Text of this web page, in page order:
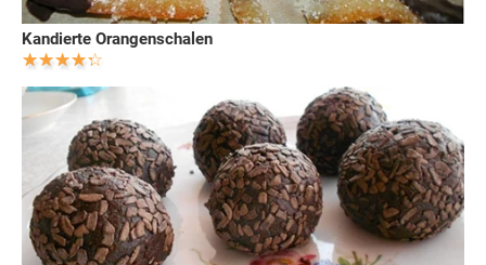
Kandierte Orangenschalen